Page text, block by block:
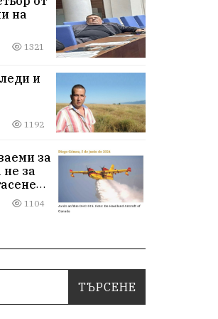
на
1321
и
1192
за
за
1104